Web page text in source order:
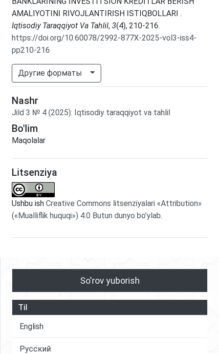
AMALIYOTINI RIVOJLANTIRISH ISTIQBOLLARI .
Iqtisodiy Taraqqiyot Va Tahlil, 3(4), 210-216.
https://doi.org/10.60078/2992-877X-2025-vol3-iss4-
pp210-216
Другие форматы
Nashr
Jild 3 № 4 (2025): Iqtisodiy taraqqiyot va tahlil
Bo'lim
Maqolalar
Litsenziya
Ushbu ish Creative Commons litsenziyalari «Attribution»
(«Mualliflik huquqi») 4.0 Butun dunyo bo'ylab.
So'rov yuborish
Til
English
Русский